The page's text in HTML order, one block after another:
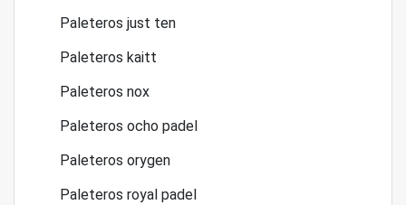
Paleteros just ten
Paleteros kaitt
Paleteros nox
Paleteros ocho padel
Paleteros orygen
Paleteros royal padel